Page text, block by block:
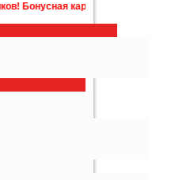
бонусами на счету в подарок!